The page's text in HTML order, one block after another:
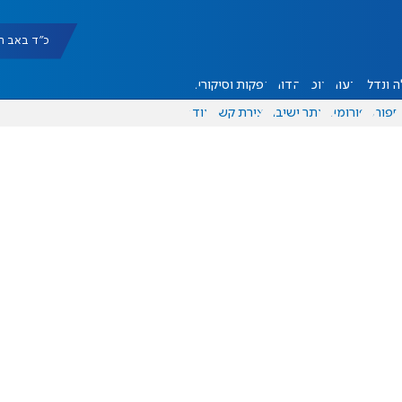
כ"ד באב תשפ"ו
ונדל"ן דעות אוכל יהדות הפקות וסיקורים
ספורט פורומים אתר ישיבה יצירת קשר עוד